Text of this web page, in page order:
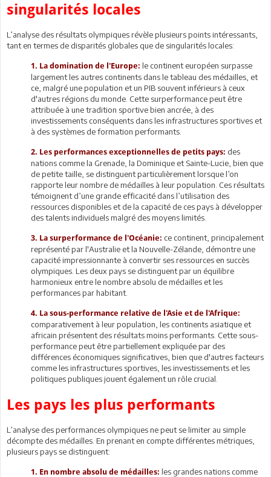
singularités locales
L’analyse des résultats olympiques révèle plusieurs points intéressants,
tant en termes de disparités globales que de singularités locales:
1. La domination de l'Europe: le continent européen surpasse
largement les autres continents dans le tableau des médailles, et
ce, malgré une population et un PIB souvent inférieurs à ceux
d'autres régions du monde. Cette surperformance peut être
attribuée à une tradition sportive bien ancrée, à des
investissements conséquents dans les infrastructures sportives et
à des systèmes de formation performants.
2. Les performances exceptionnelles de petits pays: des
nations comme la Grenade, la Dominique et Sainte-Lucie, bien que
de petite taille, se distinguent particulièrement lorsque l’on
rapporte leur nombre de médailles à leur population. Ces résultats
témoignent d’une grande efficacité dans l’utilisation des
ressources disponibles et de la capacité de ces pays à développer
des talents individuels malgré des moyens limités.
3. La surperformance de l'Océanie: ce continent, principalement
représenté par l'Australie et la Nouvelle-Zélande, démontre une
capacité impressionnante à convertir ses ressources en succès
olympiques. Les deux pays se distinguent par un équilibre
harmonieux entre le nombre absolu de médailles et les
performances par habitant.
4. La sous-performance relative de l'Asie et de l'Afrique:
comparativement à leur population, les continents asiatique et
africain présentent des résultats moins performants. Cette sous-
performance peut être partiellement expliquée par des
différences économiques significatives, bien que d'autres facteurs
comme les infrastructures sportives, les investissements et les
politiques publiques jouent également un rôle crucial.
Les pays les plus performants
L’analyse des performances olympiques ne peut se limiter au simple
décompte des médailles. En prenant en compte différentes métriques,
plusieurs pays se distinguent:
1. En nombre absolu de médailles: les grandes nations comme